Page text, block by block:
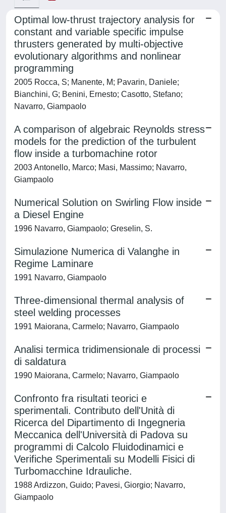
Optimal low-thrust trajectory analysis for
constant and variable specific impulse
thrusters generated by multi-objective
evolutionary algorithms and nonlinear
programming
2005 Rocca, S; Manente, M; Pavarin, Daniele;
Bianchini, G; Benini, Ernesto; Casotto, Stefano;
Navarro, Giampaolo
A comparison of algebraic Reynolds stress
models for the prediction of the turbulent
flow inside a turbomachine rotor
2003 Antonello, Marco; Masi, Massimo; Navarro,
Giampaolo
Numerical Solution on Swirling Flow inside
a Diesel Engine
1996 Navarro, Giampaolo; Greselin, S.
Simulazione Numerica di Valanghe in
Regime Laminare
1991 Navarro, Giampaolo
Three-dimensional thermal analysis of
steel welding processes
1991 Maiorana, Carmelo; Navarro, Giampaolo
Analisi termica tridimensionale di processi
di saldatura
1990 Maiorana, Carmelo; Navarro, Giampaolo
Confronto fra risultati teorici e
sperimentali. Contributo dell'Unità di
Ricerca del Dipartimento di Ingegneria
Meccanica dell'Università di Padova su
programmi di Calcolo Fluidodinamici e
Verifiche Sperimentali su Modelli Fisici di
Turbomacchine Idrauliche.
1988 Ardizzon, Guido; Pavesi, Giorgio; Navarro,
Giampaolo